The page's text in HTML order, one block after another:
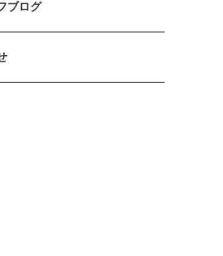
ブログ